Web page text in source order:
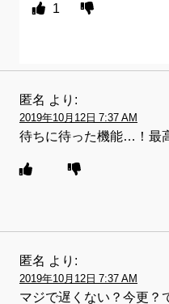
1
匿名 より:
2019年10月12日 7:37 AM
待ちに待った機能…！最
匿名 より:
2019年10月12日 7:37 AM
マジで遅くない？今更？